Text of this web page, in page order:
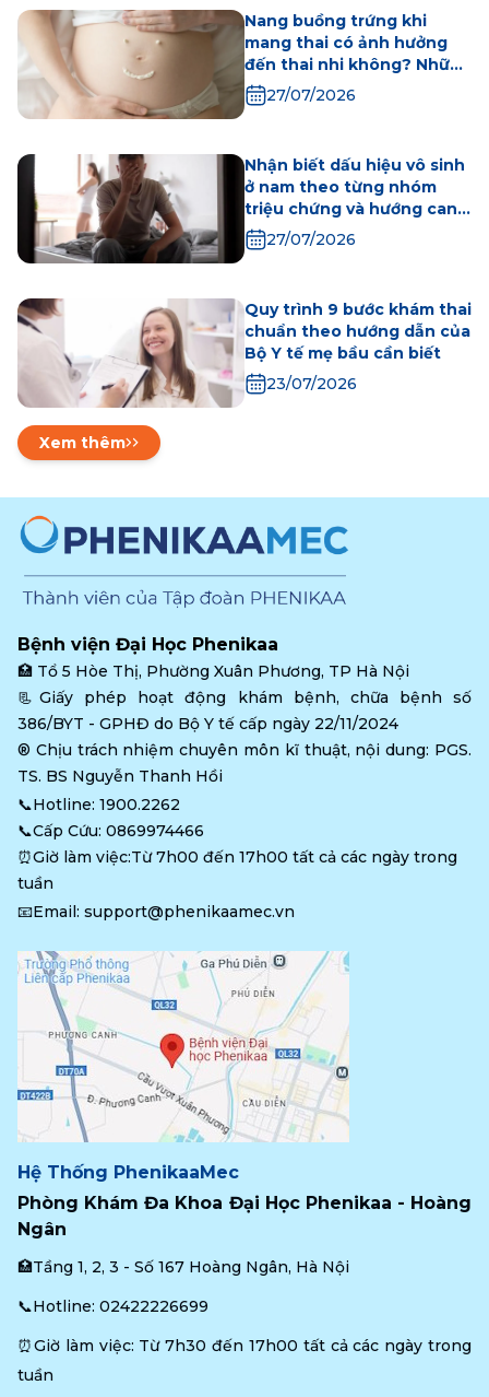
Nang buồng trứng khi
mang thai có ảnh hưởng
đến thai nhi không? Những
điều mẹ bầu cần biết
27/07/2026
Nhận biết dấu hiệu vô sinh
ở nam theo từng nhóm
triệu chứng và hướng can
thiệp hiệu quả
27/07/2026
Quy trình 9 bước khám thai
chuẩn theo hướng dẫn của
Bộ Y tế mẹ bầu cần biết
23/07/2026
Xem thêm
Bệnh viện Đại Học Phenikaa
🏥 Tổ 5 Hòe Thị, Phường Xuân Phương, TP Hà Nội
📃Giấy phép hoạt động khám bệnh, chữa bệnh số
386/BYT - GPHĐ do Bộ Y tế cấp ngày 22/11/2024
®️ Chịu trách nhiệm chuyên môn kĩ thuật, nội dung: PGS.
TS. BS Nguyễn Thanh Hồi
📞Hotline: 1900.2262
📞Cấp Cứu: 0869974466
⏰Giờ làm việc:Từ 7h00 đến 17h00 tất cả các ngày trong
tuần
📧Email: support@phenikaamec.vn
Hệ Thống PhenikaaMec
Phòng Khám Đa Khoa Đại Học Phenikaa - Hoàng
Ngân
🏥Tầng 1, 2, 3 - Số 167 Hoàng Ngân, Hà Nội
📞Hotline: 02422226699
⏰Giờ làm việc: Từ 7h30 đến 17h00 tất cả các ngày trong
tuần